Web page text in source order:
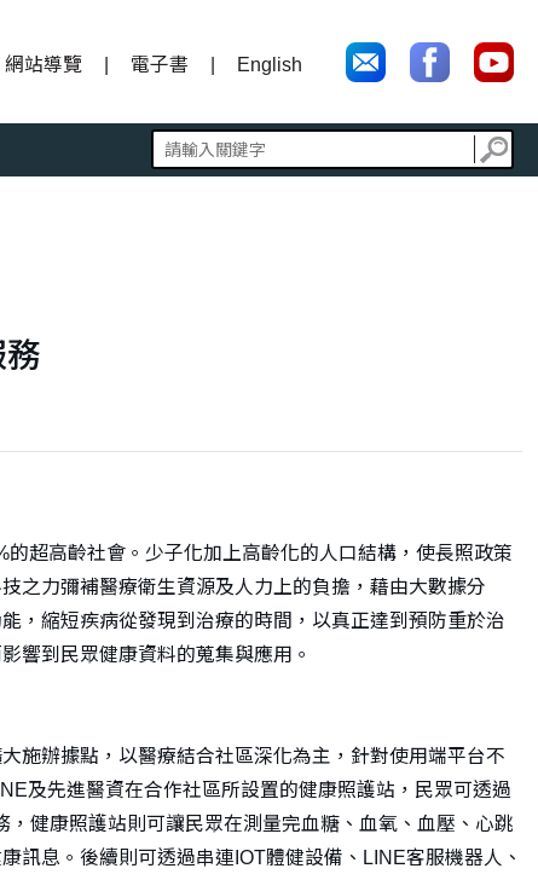
網站導覽 電子書 English
超高齡社會。少子化加上高齡化的人口結構，使長照政策
之力彌補醫療衛生資源及人力上的負擔，藉由大數據分
，縮短疾病從發現到治療的時間，以真正達到預防重於治
響到民眾健康資料的蒐集與應用。
施辦據點，以醫療結合社區深化為主，針對使用端平台不
及先進醫資在合作社區所設置的健康照護站，民眾可透過
健康照護站則可讓民眾在測量完血糖、血氧、血壓、心跳
訊息。後續則可透過串連IOT體健設備、LINE客服機器人、